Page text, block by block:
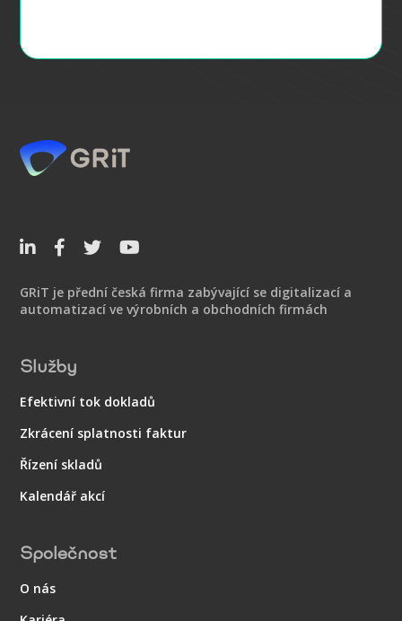
   
GRiT je přední česká firma zabývající se digitalizací a
automatizací ve výrobních a obchodních firmách
Služby
Efektivní tok dokladů
Zkrácení splatnosti faktur
Řízení skladů
Kalendář akcí
Společnost
O nás